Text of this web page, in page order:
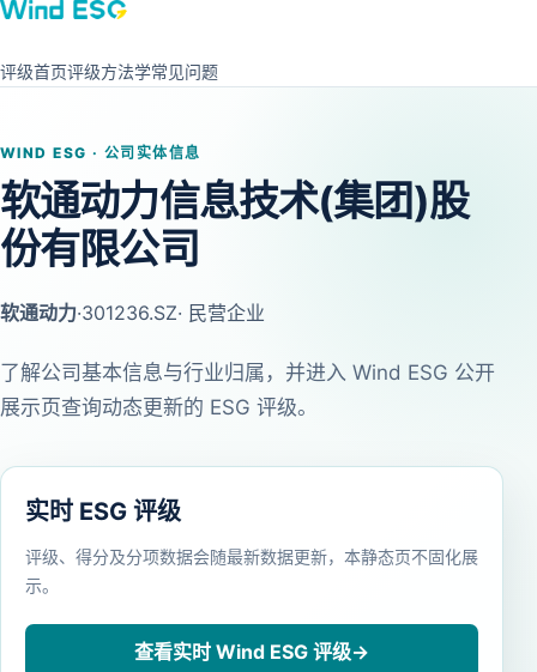
评级首页评级方法学常见问题
WIND ESG · 公司实体信息
软通动力信息技术(集团)股
份有限公司
软通动力·301236.SZ· 民营企业
了解公司基本信息与行业归属，并进入 Wind ESG 公开
展示页查询动态更新的 ESG 评级。
实时 ESG 评级
评级、得分及分项数据会随最新数据更新，本静态页不固化展
示。
查看实时 Wind ESG 评级→